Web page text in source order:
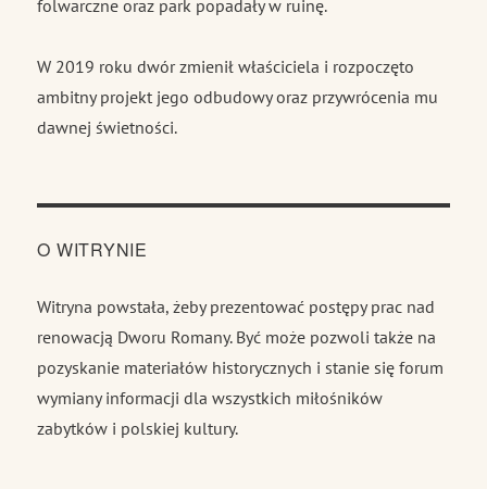
folwarczne oraz park popadały w ruinę.
W 2019 roku dwór zmienił właściciela i rozpoczęto
ambitny projekt jego odbudowy oraz przywrócenia mu
dawnej świetności.
O WITRYNIE
Witryna powstała, żeby prezentować postępy prac nad
renowacją Dworu Romany. Być może pozwoli także na
pozyskanie materiałów historycznych i stanie się forum
wymiany informacji dla wszystkich miłośników
zabytków i polskiej kultury.